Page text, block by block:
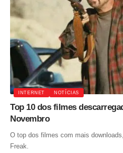
INTERNET NOTÍCIAS
Top 10 dos filmes
Novembro
O top dos filmes com mais
Freak.